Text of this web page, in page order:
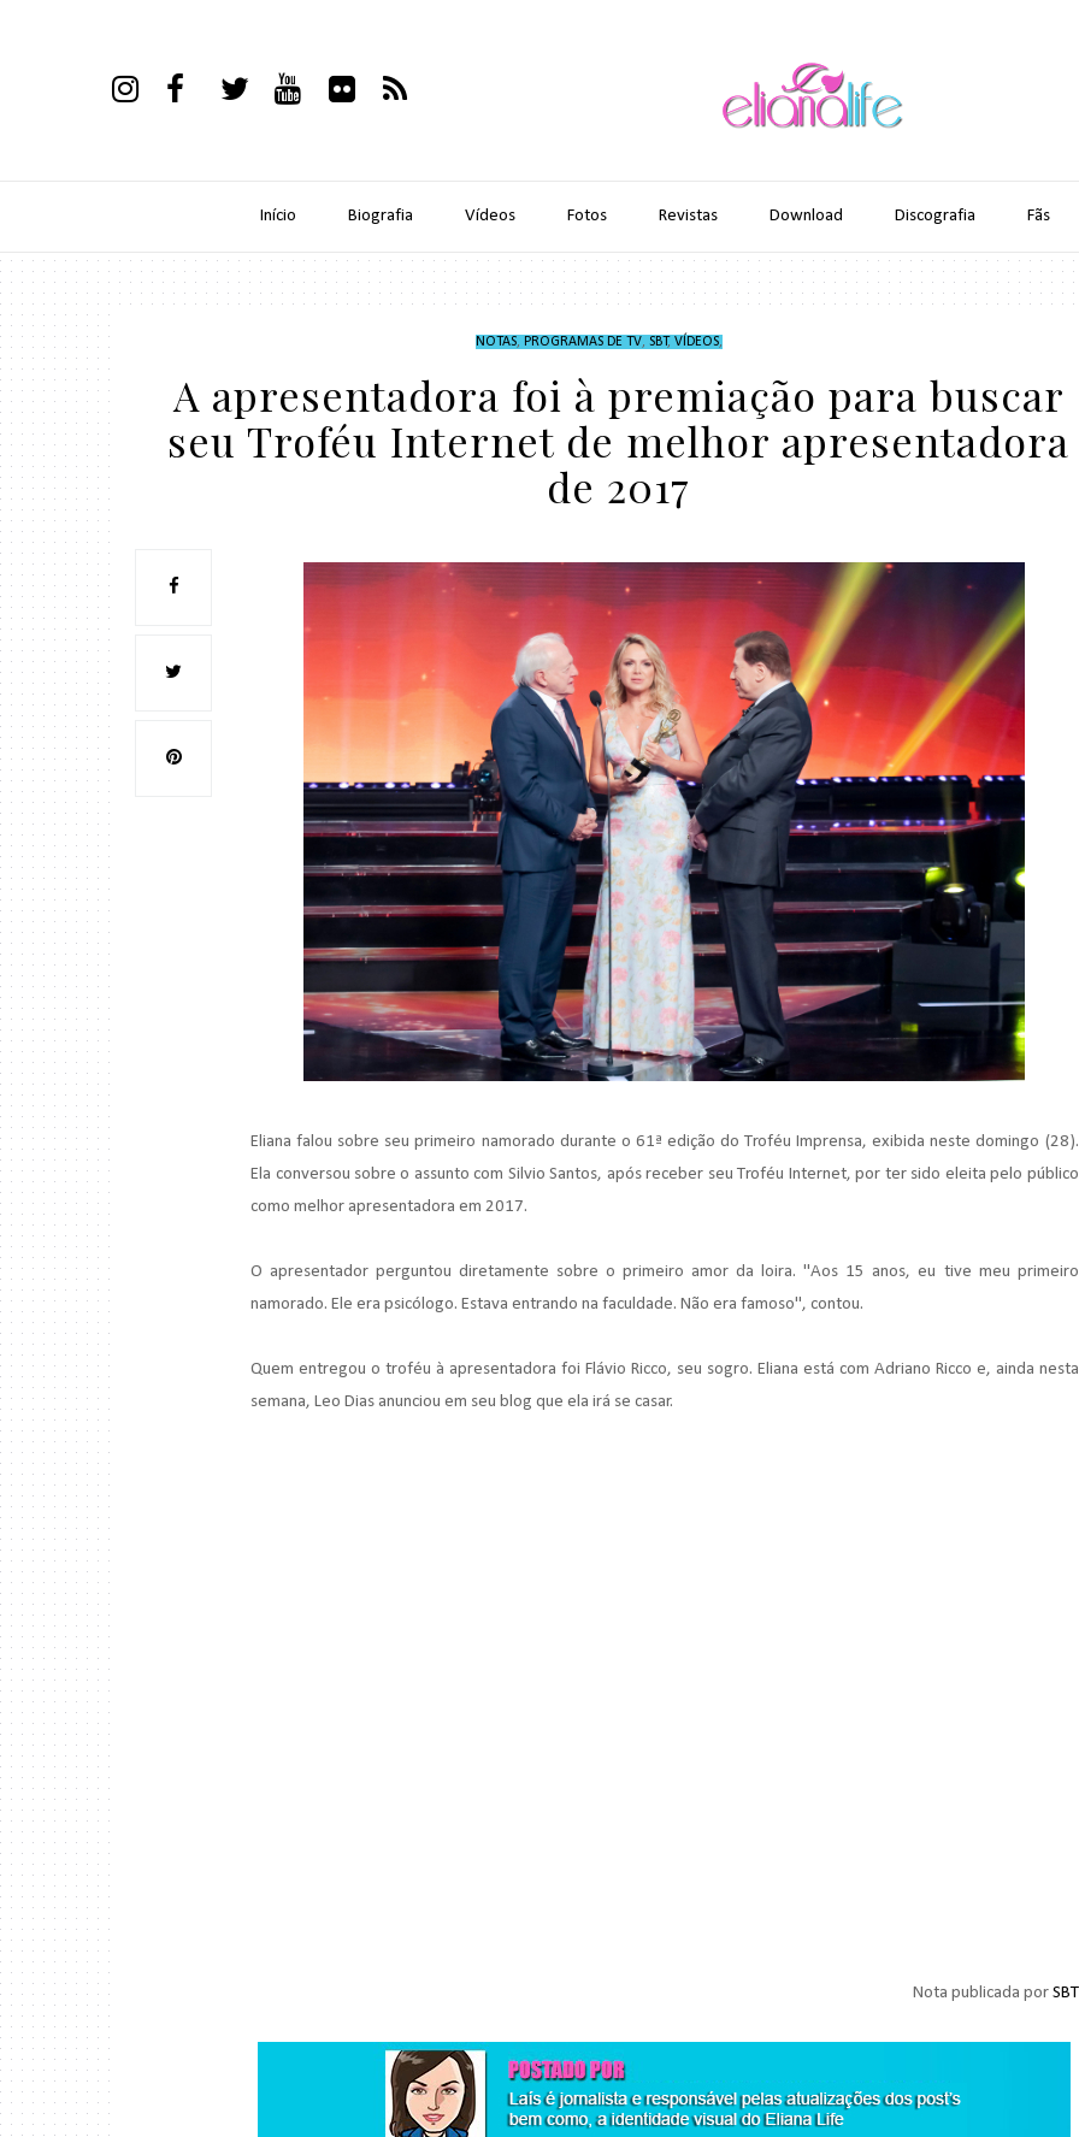
Início Biografia Vídeos Fotos Revistas Download Discografia Fãs
NOTAS, PROGRAMAS DE TV,SBT,VÍDEOS,
A apresentadora foi à premiação para buscar
seu Troféu Internet de melhor apresentadora
de 2017
Eliana falou sobre seu primeiro namorado durante o 61ª edição do Troféu Imprensa, exibida neste domingo (28).
Ela conversou sobre o assunto com Silvio Santos, após receber seu Troféu Internet, por ter sido eleita pelo público
como melhor apresentadora em 2017.
O apresentador perguntou diretamente sobre o primeiro amor da loira. "Aos 15 anos, eu tive meu primeiro
namorado. Ele era psicólogo. Estava entrando na faculdade. Não era famoso", contou.
Quem entregou o troféu à apresentadora foi Flávio Ricco, seu sogro. Eliana está com Adriano Ricco e, ainda nesta
semana, Leo Dias anunciou em seu blog que ela irá se casar.
Nota publicada por SBT